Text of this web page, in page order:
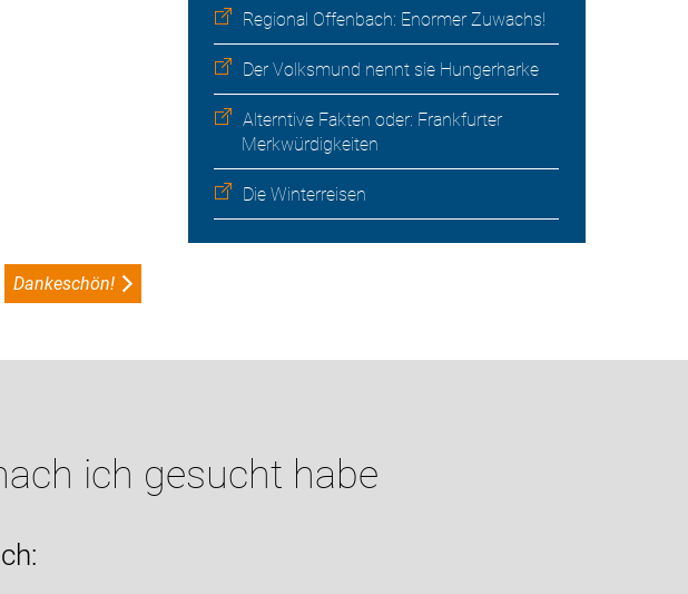
Regional Offenbach: Enormer Zuwachs!
Der Volksmund nennt sie Hungerharke
Alterntive Fakten oder: Frankfurter
Merkwürdigkeiten
Die Winterreisen
Dankeschön!
ich gesucht habe